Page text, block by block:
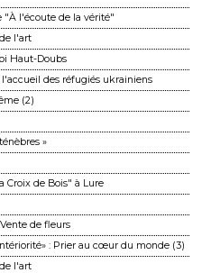
"À l'écoute de la vérité"
l'art
Haut-Doubs
des réfugiés ukrainiens
(2)
»
Croix de Bois" à Lure
de fleurs
: Prier au cœur du monde (3)
l'art